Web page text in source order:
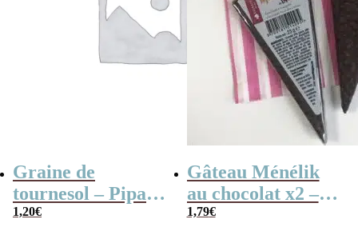
Graine de
tournesol – Pipas
x 3
1,20€
Gâteau Ménélik
au chocolat x2 –
Gaufrette
1,79€